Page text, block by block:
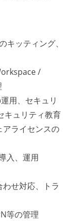
キッティング、
/
用、セキュリ
キュリティ教育
アライセンスの
入、運用
わせ対応、トラ
等の管理